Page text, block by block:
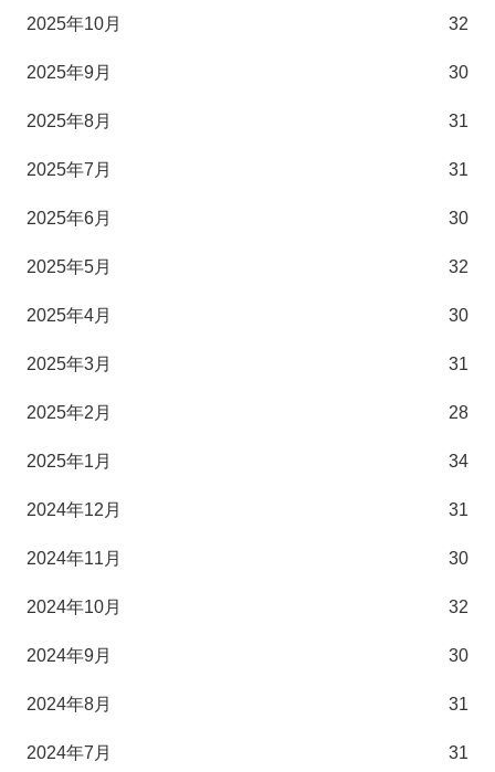
2025年10月 32
2025年9月 30
2025年8月 31
2025年7月 31
2025年6月 30
2025年5月 32
2025年4月 30
2025年3月 31
2025年2月 28
2025年1月 34
2024年12月 31
2024年11月 30
2024年10月 32
2024年9月 30
2024年8月 31
2024年7月 31